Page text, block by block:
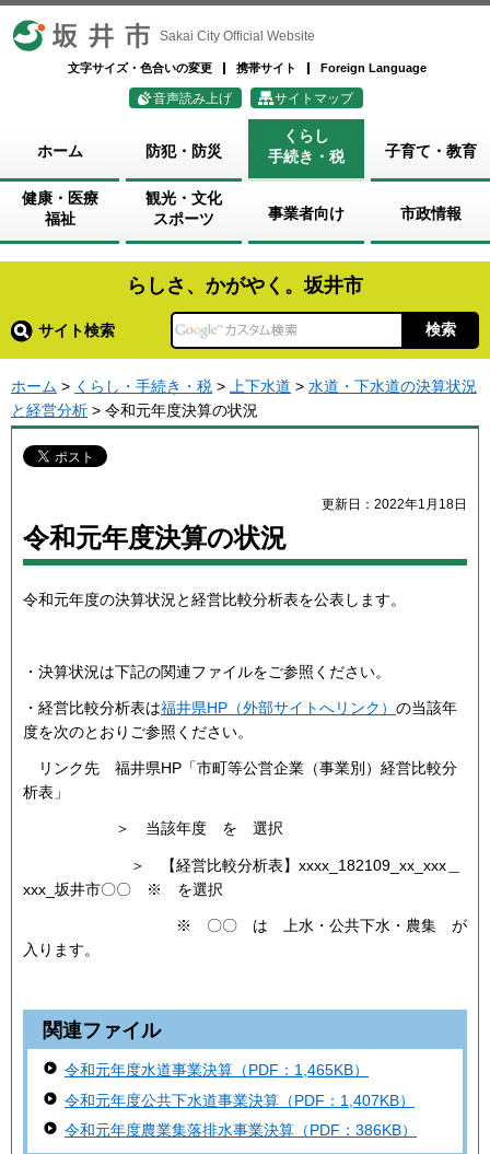
坂井市 Sakai City Official Website
文字サイズ・色合いの変更 携帯サイト Foreign Language
音声読み上げ サイトマップ
ホーム 防犯・防災
くらし
手続き・税
子育て・教育
健康・医療
福祉
観光・文化
スポーツ
事業者向け 市政情報
らしさ、かがやく。坂井市
サイト検索
ホーム > くらし・手続き・税 > 上下水道 > 水道・下水道の決算状況
と経営分析 > 令和元年度決算の状況
更新日：2022年1月18日
令和元年度決算の状況
令和元年度の決算状況と経営比較分析表を公表します。
・決算状況は下記の関連ファイルをご参照ください。
・経営比較分析表は福井県HP（外部サイトへリンク） の当該年
度を次のとおりご参照ください。
リンク先 福井県HP「市町等公営企業（事業別）経営比較分
析表」
＞ 当該年度 を 選択
＞ 【経営比較分析表】xxxx_182109_xx_xxx＿
xxx_坂井市〇〇 ※ を選択
※ 〇〇 は 上水・公共下水・農集 が
入ります。
関連ファイル
令和元年度水道事業決算（PDF：1,465KB）
令和元年度公共下水道事業決算（PDF：1,407KB）
令和元年度農業集落排水事業決算（PDF：386KB）